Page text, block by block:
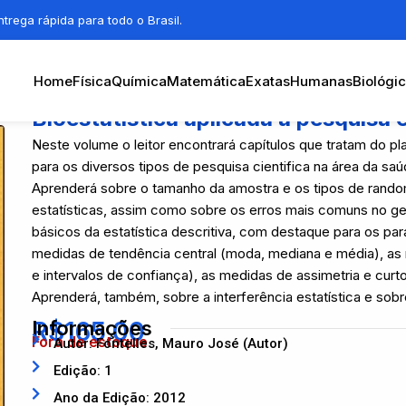
rápida para todo o Brasil.
HomeFísicaQuímicaMatemáticaExatasHumanas
Bioestatística aplicada à pesquisa
Neste volume o leitor encontrará capítulos que tratam do
para os diversos tipos de pesquisa cientifica na área da
Aprenderá sobre o tamanho da amostra e os tipos de
estatísticas, assim como sobre os erros mais comuns no
básicos da estatística descritiva, com destaque para os
medidas de tendência central (moda, mediana e média),
e intervalos de confiança), as medidas de assimetria e
Aprenderá, também, sobre a interferência estatística e
R$165,00
Fora de estoque
Informações
Autor: Fontelles, Mauro José (Autor)
Edição: 1
Ano da Edição: 2012